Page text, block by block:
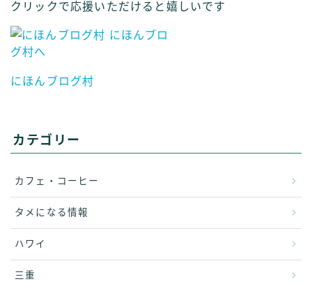
クリックで応援いただけると嬉しいです
にほんブログ村
カテゴリー
カフェ・コーヒー
タメになる情報
ハワイ
三重